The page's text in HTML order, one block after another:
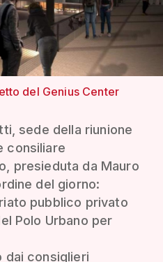
del Genius Center
sede della riunione
consiliare
presieduta da Mauro
del giorno:
pubblico privato
Polo Urbano per
dai consiglieri